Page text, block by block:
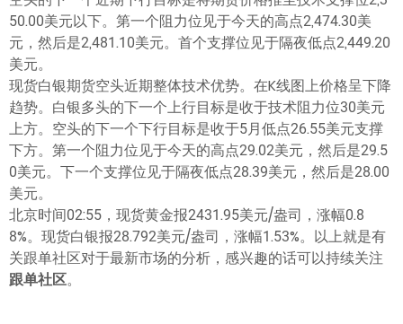
50.00美元以下。第一个阻力位见于今天的高点2,474.30美
元，然后是2,481.10美元。首个支撑位见于隔夜低点2,449.20
美元。
现货白银期货空头近期整体技术优势。在K线图上价格呈下降
趋势。白银多头的下一个上行目标是收于技术阻力位30美元
上方。空头的下一个下行目标是收于5月低点26.55美元支撑
下方。第一个阻力位见于今天的高点29.02美元，然后是29.5
0美元。下一个支撑位见于隔夜低点28.39美元，然后是28.00
美元。
北京时间02:55，现货黄金报2431.95美元/盎司，涨幅0.8
8%。现货白银报28.792美元/盎司，涨幅1.53%。以上就是有
关跟单社区对于最新市场的分析，感兴趣的话可以持续关注
跟单社区。